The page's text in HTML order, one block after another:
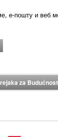
е-пошту и веб
za